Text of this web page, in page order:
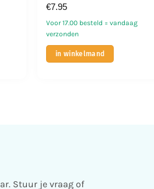
Voor 17.00 besteld = vandaag
verzonden
€7.95
in winkelmand
Stuur je vraag of